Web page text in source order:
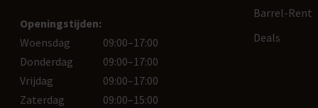
Openingstijden:
Woensdag
09:00–17:00
Donderdag
09:00–17:00
Vrijdag
09:00–17:00
Zaterdag
09:00–15:00
Barrel-Rent
Deals